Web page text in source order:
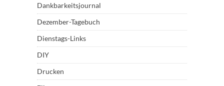
Dankbarkeitsjournal
Dezember-Tagebuch
Dienstags-Links
DIY
Drucken